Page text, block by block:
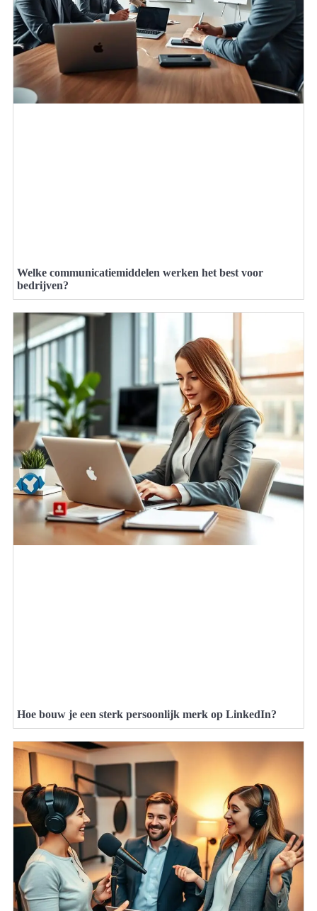
Welke communicatiemiddelen werken het best voor
bedrijven?
Hoe bouw je een sterk persoonlijk merk op LinkedIn?